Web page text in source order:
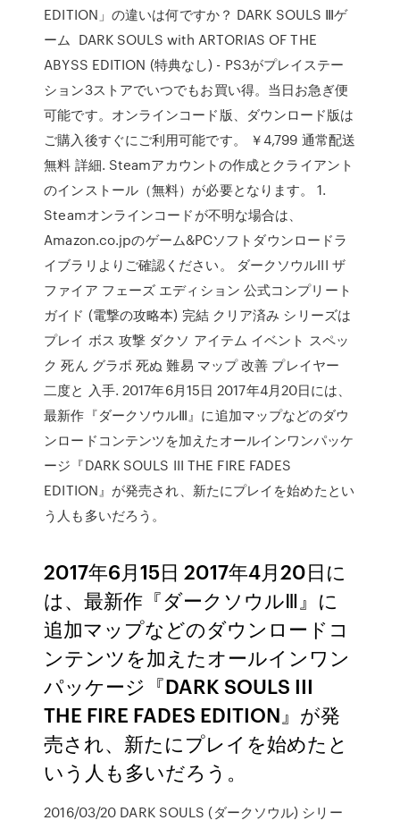
EDITION」の違いは何ですか？ DARK SOULS Ⅲゲ
ーム DARK SOULS with ARTORIAS OF THE
ABYSS EDITION (特典なし) - PS3がプレイステー
ション3ストアでいつでもお買い得。当日お急ぎ便
可能です。オンラインコード版、ダウンロード版は
ご購入後すぐにご利用可能です。 ￥4,799 通常配送
無料 詳細. Steamアカウントの作成とクライアント
のインストール（無料）が必要となります。 1.
Steamオンラインコードが不明な場合は、
Amazon.co.jpのゲーム&PCソフトダウンロードラ
イブラリよりご確認ください。 ダークソウルIII ザ
ファイア フェーズ エディション 公式コンプリート
ガイド (電撃の攻略本) 完結 クリア済み シリーズは
プレイ ボス 攻撃 ダクソ アイテム イベント スペッ
ク 死ん グラボ 死ぬ 難易 マップ 改善 プレイヤー
二度と 入手. 2017年6月15日 2017年4月20日には、
最新作『ダークソウルⅢ』に追加マップなどのダウ
ンロードコンテンツを加えたオールインワンパッケ
ージ『DARK SOULS III THE FIRE FADES
EDITION』が発売され、新たにプレイを始めたとい
う人も多いだろう。
2017年6月15日 2017年4月20日に
は、最新作『ダークソウルⅢ』に
追加マップなどのダウンロードコ
ンテンツを加えたオールインワン
パッケージ『DARK SOULS III
THE FIRE FADES EDITION』が発
売され、新たにプレイを始めたと
いう人も多いだろう。
2016/03/20 DARK SOULS (ダークソウル) シリー